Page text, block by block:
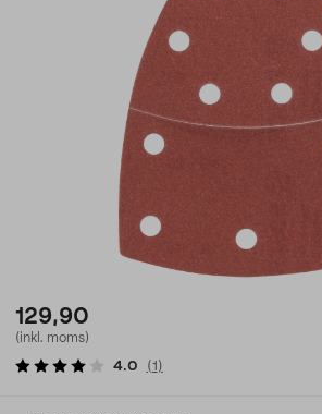
129,90
(inkl. moms)
4.0 (1 )